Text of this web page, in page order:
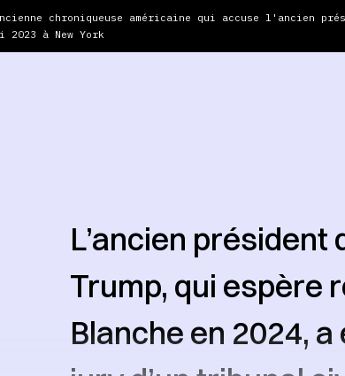
chroniqueuse américaine qui accuse l'ancien
2023 à New York
L’ancien
Trump, qui espère
Blanche en 2024,